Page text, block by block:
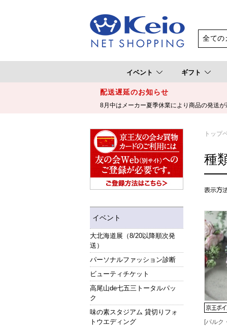
イベント ギフト
配送遅延のお知らせ
8月中はメーカー夏季休業により商品の発送
イベント
大北海道展（8/20以降順次発
送）
パーソナルファッション診断
ビューティチケット
高尾山de七五三トータルパッ
ク
味の素スタジアム 貸切りフォ
トウエディング
トップ
種
[パルク